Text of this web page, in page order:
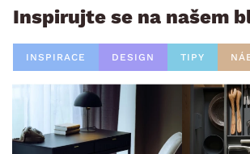
Inspirujte se na našem
INSPIRACE DESIGN TIPY